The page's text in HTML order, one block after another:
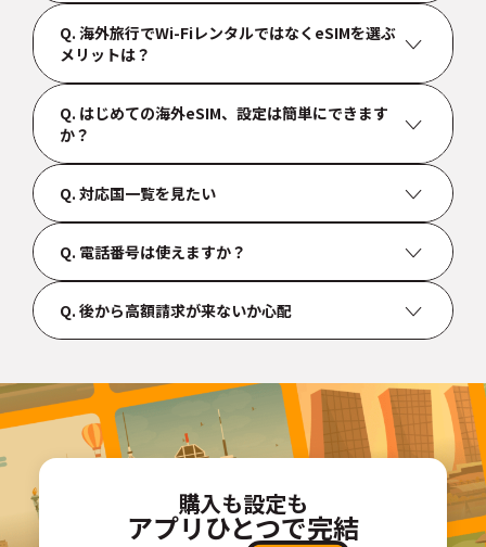
A.eSIMとは、スマートフォン本体に内蔵されたチップに通信
情報を書き込む「本体一体型のSIM」です。物理的なSIMカ
ードの差し替えが不要なため、日本にいる間に準備を済ま
せ、旅行先に到着した瞬間から海外でのインターネットが
eSIMは「海外旅行の新常識」とも言える、便利でカンタン
に使える通信技術です。
Q. 海外旅行でWi-FiレンタルではなくeSIMを選ぶ
メリットは？
A.Wi-Fiレンタルのように重いルーターを持ち運ぶ必要がな
く、充電の手間もありません。紛失や破損の賠償リスクも
ないため、現在の海外旅行の通信手段として最も推奨され
ています。
また、eSIMは旅行前のWi-Fiルーターの受け取りや、帰国後
の返却の手間もありません。海外旅行をより身軽に便利に
できる点がeSIMの大きなメリットです。
Q. はじめての海外eSIM、設定は簡単にできます
か？
A.はい、非常に簡単です。トリファのアプリ内で案内される
通りに操作するだけで、最短3分で完了します。日本人スタ
ッフによる24時間年中無休のサポートも完備しています。
トリファのチャットサポートは24時間365日対応している
ので、時差のある海外でもすぐに相談することができま
す。
Q. 対応国一覧を見たい
A.トリファは世界中ほぼ全ての国と地域に対応しています。
各国ごとの料金については、アプリを無料インストールし
てご確認ください。
Q. 電話番号は使えますか？
A.トリファでは海外の携帯番号を取得することはできませ
ん。
LINEやInstagramの通話機能は無料で利用いただけます。
Q. 後から高額請求が来ないか心配
りませんので、安心してご利用いただけます。
購入も設定も
アプリひとつで完結